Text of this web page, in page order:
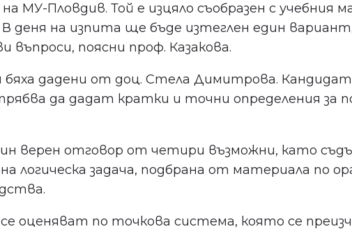
МУ-Пловдив. Той е изцяло съобразен с
деня на изпита ще бъде изтеглен един
поясни проф. Казакова.
дадени от доц. Стела Димитрова.
да дадат кратки и точни определения за
верен отговор от четири възможни, като
задача, подбрана от материала по
оценяват по точкова система, която се